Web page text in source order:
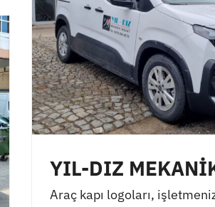
YIL-DIZ
Araç kapı logoları,